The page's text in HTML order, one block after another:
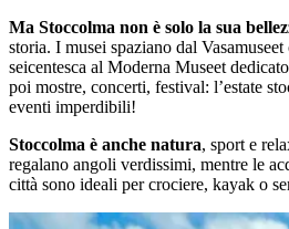
Ma Stoccolma non è solo la sua
storia. I musei spaziano dal
seicentesca al Moderna Museet
poi mostre, concerti, festival: l’estate
eventi imperdibili!
Stoccolma è anche natura, sport e
regalano angoli verdissimi, mentre le
città sono ideali per crociere, kayak o